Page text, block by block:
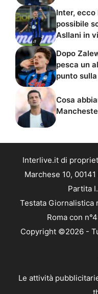
Inter, ecco
possibile
Asllani in
Dopo
pesca un
punto
Cosa
Interlive.it di
Marchese 10,
Partita
Testata Giornalistica
Roma con
Copyright ©2026 -
Le attività